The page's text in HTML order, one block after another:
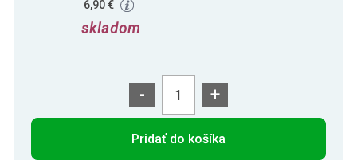
6,90 €
skladom
- +
Pridať do košíka